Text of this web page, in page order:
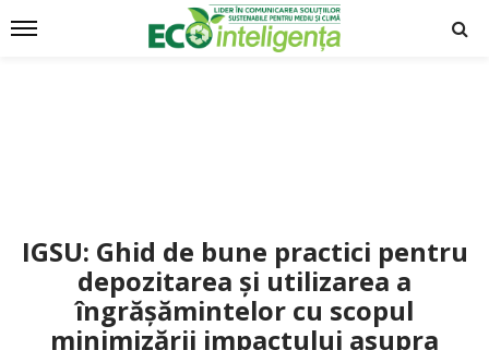
IGSU: Ghid de bune practici pentru
depozitarea și utilizarea a
îngrășămintelor cu scopul
minimizării impactului asupra